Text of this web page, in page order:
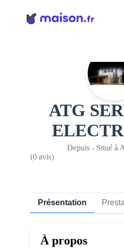
ATG
Depuis - Situé à
(0 avis)
Présentation
À propos